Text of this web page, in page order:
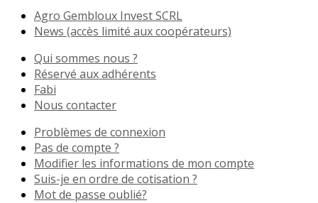
Agro Gembloux Invest SCRL
News (accès limité aux coopérateurs)
Qui sommes nous ?
Réservé aux adhérents
Fabi
Nous contacter
Problèmes de connexion
Pas de compte ?
Modifier les informations de mon compte
Suis-je en ordre de cotisation ?
Mot de passe oublié?